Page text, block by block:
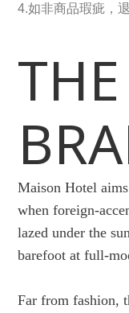
4.如非商品瑕疵，
THE
Maison Hotel
when foreign-
lazed under the
barefoot at full-
Far from fashion,